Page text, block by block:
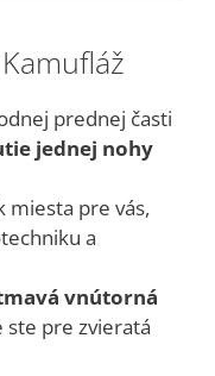
prednej časti
jednej nohy
miesta pre vás,
a
vnútorná
ste pre zvieratá